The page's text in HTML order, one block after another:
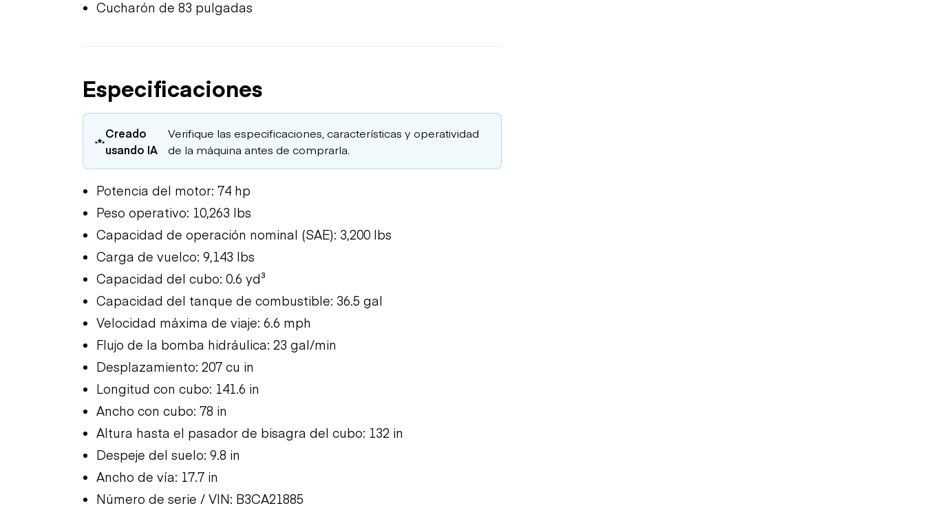
Cucharón de 83 pulgadas
Especificaciones
Creado
usando IA
Verifique las especificaciones, características y operatividad
de la máquina antes de comprarla.
Potencia del motor: 74 hp
Peso operativo: 10,263 lbs
Capacidad de operación nominal (SAE): 3,200 lbs
Carga de vuelco: 9,143 lbs
Capacidad del cubo: 0.6 yd³
Capacidad del tanque de combustible: 36.5 gal
Velocidad máxima de viaje: 6.6 mph
Flujo de la bomba hidráulica: 23 gal/min
Desplazamiento: 207 cu in
Longitud con cubo: 141.6 in
Ancho con cubo: 78 in
Altura hasta el pasador de bisagra del cubo: 132 in
Despeje del suelo: 9.8 in
Ancho de vía: 17.7 in
Número de serie / VIN: B3CA21885